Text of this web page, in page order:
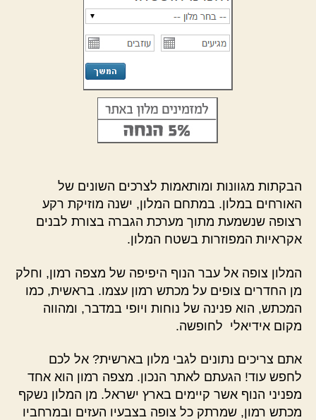
הבקתות מגוונות ומותאמות לצרכים השונים של
האורחים במלון. במתחם המלון, ישנה מוזיקת רקע
רצופה שנשמעת מתוך מערכת הגברה בצורת לבנים
אקראיות המפוזרות בשטח המלון.
המלון צופה אל עבר הנוף היפיפה של מצפה רמון, וחלק
מן החדרים צופים על מכתש רמון עצמו. בראשית, כמו
המכתש, הוא פנינה של נוחות ויופי במדבר, ומהווה
מקום אידיאלי לחופשה.
אתם צריכים נתונים לגבי מלון בארשית? אל לכם
לחפש עוד! הגעתם לאתר הנכון. מצפה רמון הוא אחד
מפניני הנוף אשר קיימים בארץ ישראל. מן המלון נשקף
מכתש רמון, שמרתק כל צופה בצבעיו העזים ובמרחביו